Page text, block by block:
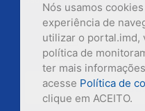
Nós usamos
experiência de
utilizar o portal.imd,
política de
ter mais
acesse Política de
clique em ACEITO.